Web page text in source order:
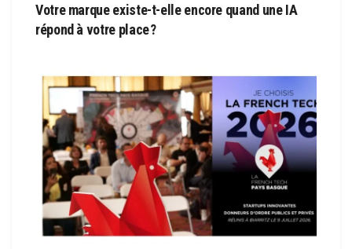
Votre marque existe-t-elle encore quand une IA
répond à votre place ?